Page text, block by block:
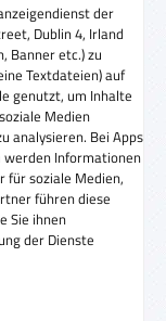
der
Dublin 4, Irland
Banner etc.) zu
Textdateien) auf
genutzt, um Inhalte
Medien
analysieren. Bei Apps
Informationen
für soziale Medien,
führen diese
Sie ihnen
der Dienste